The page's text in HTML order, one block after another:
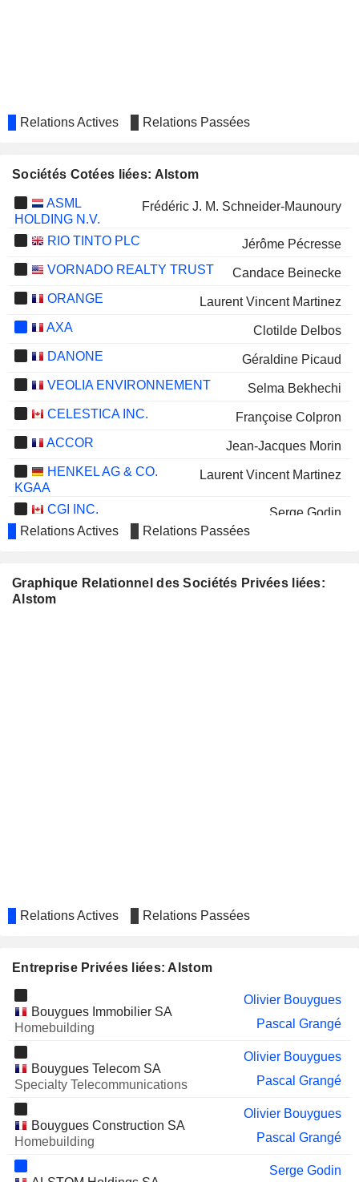
Relations Actives Relations Passées
Sociétés Cotées liées: Alstom
ASML
HOLDING N.V.
Frédéric J. M. Schneider-Maunoury
RIO TINTO PLC
Jérôme Pécresse
VORNADO REALTY TRUST
Candace Beinecke
ORANGE
Laurent Vincent Martinez
AXA
Clotilde Delbos
DANONE
Géraldine Picaud
VEOLIA ENVIRONNEMENT
Selma Bekhechi
CELESTICA INC.
Françoise Colpron
ACCOR
Jean-Jacques Morin
HENKEL AG & CO.
KGAA
Laurent Vincent Martinez
CGI INC.
Serge Godin
CENTRICA PLC
AKZO
AP MOLLER
María Amparo Moraleda Martínez
IMERYS
Patrick Kron
HUBER+SUHNER AG
RUBIS
VETROPACK HOLDING AG
ENCRES DUBUIT
RIO TINTO GROUP
Relations Actives Relations Passées
Graphique Relationnel des Sociétés Privées liées:
Alstom
Relations Actives Relations Passées
Entreprise Privées liées: Alstom
Bouygues Immobilier SA
Homebuilding
Olivier Bouygues
Pascal Grangé
Bouygues Telecom SA
Specialty Telecommunications
Olivier Bouygues
Pascal Grangé
Bouygues Construction SA
Homebuilding
Olivier Bouygues
Pascal Grangé
Serge Godin